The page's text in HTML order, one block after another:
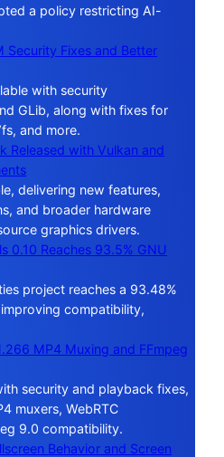
a policy restricting AI-
Security Fixes and Better
with security
GLib, along with fixes for
and more.
Released with Vulkan and
delivering new features,
and broader hardware
graphics drivers.
0.10 Reaches 93.5% GNU
project reaches a 93.48%
compatibility,
MP4 Muxing and FFmpeg
security and playback fixes,
muxers, WebRTC
9.0 compatibility.
Behavior and Screen